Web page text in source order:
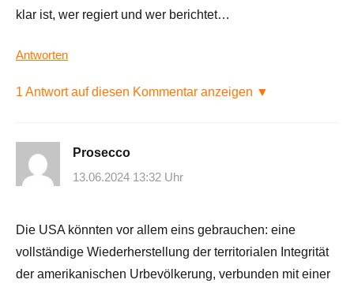
klar ist, wer regiert und wer berichtet…
Antworten
1 Antwort auf diesen Kommentar anzeigen ▼
Prosecco
13.06.2024 13:32 Uhr
Die USA könnten vor allem eins gebrauchen: eine
vollständige Wiederherstellung der territorialen Integrität
der amerikanischen Urbevölkerung, verbunden mit einer